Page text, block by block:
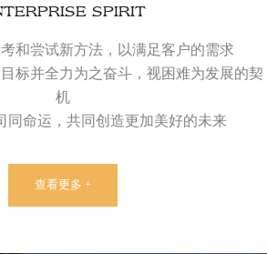
SPIRIT
和尝试新方法，以满足客户的需求
标并全力为之奋斗，视困难为发展的契
机
命运，共同创造更加美好的未来
查看更多 +